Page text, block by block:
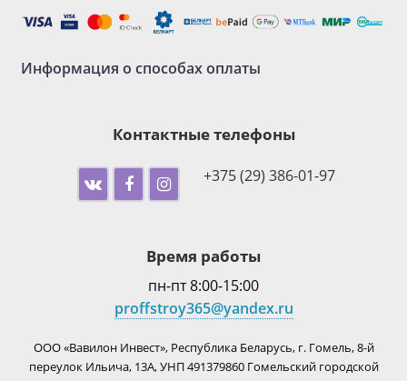
Информация о способах оплаты
Контактные телефоны
+375 (29) 386-01-97
Время работы
пн-пт 8:00-15:00
proffstroy365@yandex.ru
ООО «Вавилон Инвест», Республика Беларусь, г. Гомель, 8-й
переулок Ильича, 13А, УНП 491379860 Гомельский городской